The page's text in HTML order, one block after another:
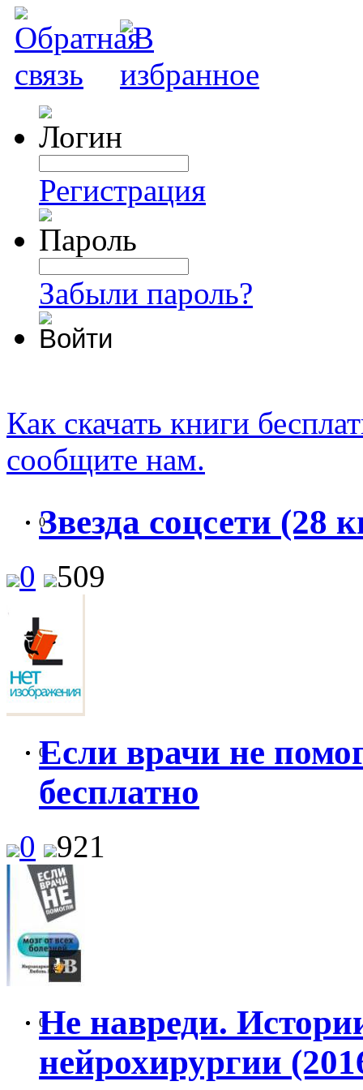
Регистрация
Забыли пароль?
Как скачать книги
сообщите нам.
0
Звезда соцсети (28
0 509
0
Если врачи не
бесплатно
0 921
0
Не навреди.
нейрохирургии